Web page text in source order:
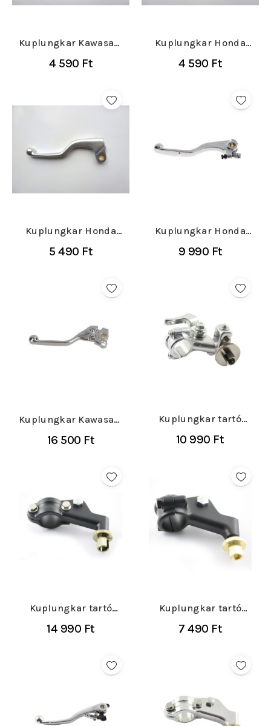
Kuplungkar Kawasaki
2008-...
4 590 Ft
Kuplungkar Honda
1996-
4 590 Ft
Kuplungkar Honda
5 490 Ft
Kuplungkar Honda
2023
9 990 Ft
Kuplungkar Kawasaki
16 500 Ft
Kuplungkar tartó
10 990 Ft
Kuplungkar tartó
125/250...
14 990 Ft
Kuplungkar tartó
125/250...
7 490 Ft